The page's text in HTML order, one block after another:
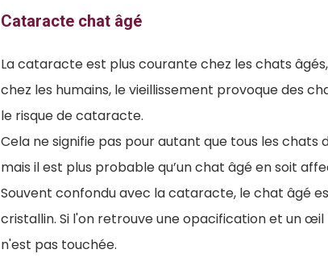
Cataracte chat âgé
La cataracte est plus courante chez les chats
chez les humains, le vieillissement provoque des
le risque de cataracte.
Cela ne signifie pas pour autant que tous les
mais il est plus probable qu’un chat âgé en soit
Souvent confondu avec la cataracte, le chat âgé
cristallin. Si l'on retrouve une opacification et un
n'est pas touchée.